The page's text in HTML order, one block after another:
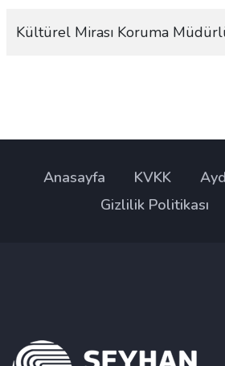
Kültürel Mirası Koruma
Anasayfa KVKK
Gizlilik Politikası